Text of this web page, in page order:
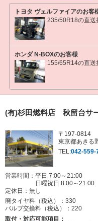
トヨタ ヴェルファイアのお客
235/50R18の直送
ホンダ N-BOXのお客様
155/65R14の直送
(有)杉田燃料店 秋留台サ
〒197-0814
東京都あきる
TEL:042-559-
営業時間：平日 7:00～21:00
日曜祝日 8:00～21:00
定休日： 無し
廃タイヤ料（税込）： 330
バルブ交換料（税込）： 220
取付・対応可能項目：